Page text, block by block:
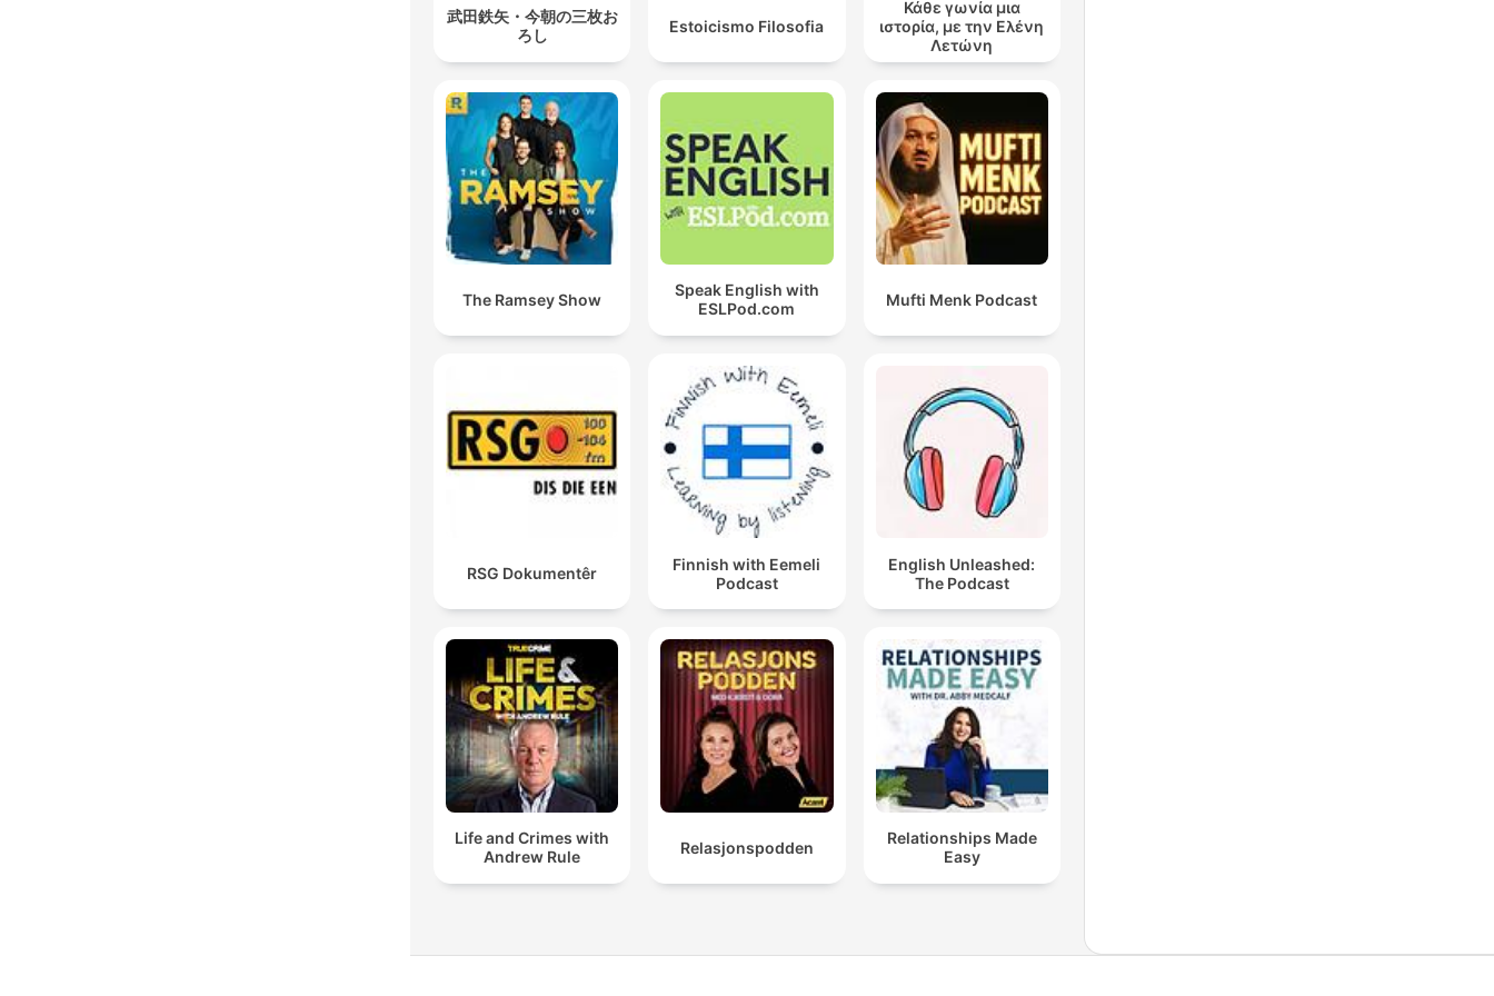
武田鉄矢・今朝の三枚お
ろし
Estoicismo Filosofia
Κάθε γωνία μια
ιστορία, με την Ελένη
Λετώνη
The Ramsey Show
Speak English with
ESLPod.com
Mufti Menk Podcast
RSG Dokumentêr
Finnish with Eemeli
Podcast
English Unleashed:
The Podcast
Life and Crimes with
Andrew Rule
Relasjonspodden
Relationships Made
Easy